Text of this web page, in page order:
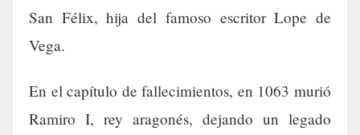
San Félix, hija del famoso escritor Lope de
Vega.
En el capítulo de fallecimientos, en 1063 murió
Ramiro I, rey aragonés, dejando un legado